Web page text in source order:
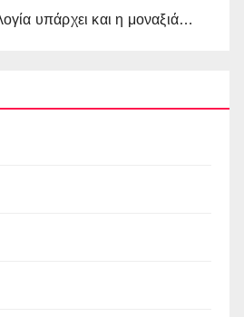
υπάρχει και η μοναξιά…